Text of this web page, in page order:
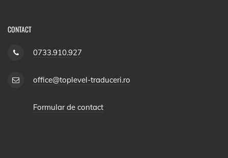
CONTACT
0733.910.927
office@toplevel-traduceri.ro
Formular de contact